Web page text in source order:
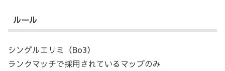
ルール
シングルエリミ（Bo3）
ランクマッチで採用されているマップのみ